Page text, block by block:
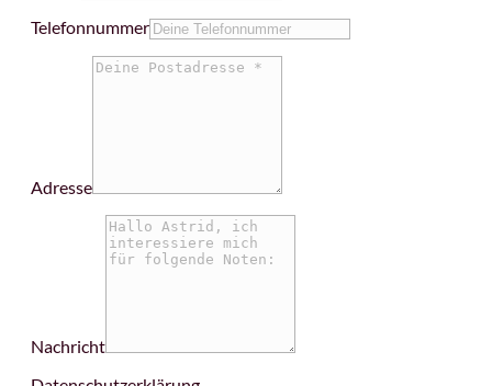
Telefonnummer
Adresse
Nachricht